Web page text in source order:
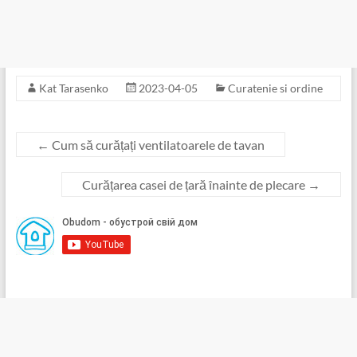
Kat Tarasenko 2023-04-05 Curatenie si ordine
← Cum să curățați ventilatoarele de tavan
Curățarea casei de țară înainte de plecare →